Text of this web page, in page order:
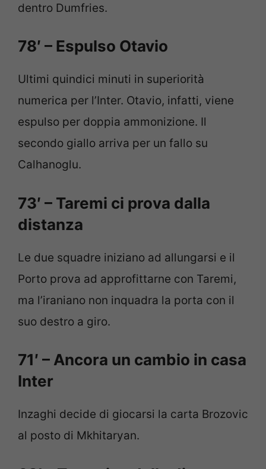
dentro Dumfries.
78′ – Espulso Otavio
Ultimi quindici minuti in superiorità
numerica per l’Inter. Otavio, infatti, viene
espulso per doppia ammonizione. Il
secondo giallo arriva per un fallo su
Calhanoglu.
73′ – Taremi ci prova dalla
distanza
Le due squadre iniziano ad allungarsi e il
Porto prova ad approfittarne con Taremi,
ma l’iraniano non inquadra la porta con il
suo destro a giro.
71′ – Ancora un cambio in casa
Inter
Inzaghi decide di giocarsi la carta Brozovic
al posto di Mkhitaryan.